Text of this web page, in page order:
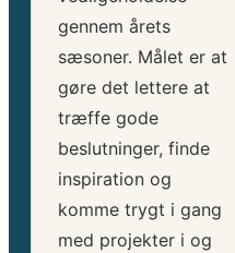
gennem årets
sæsoner. Målet er at
gøre det lettere at
træffe gode
beslutninger, finde
inspiration og
komme trygt i gang
med projekter i og